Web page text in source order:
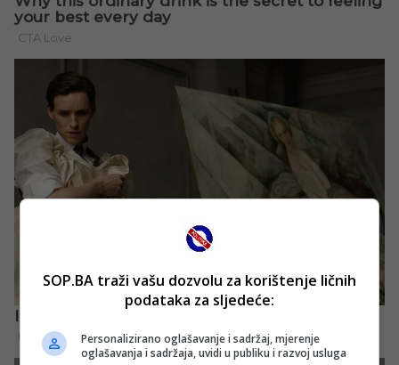
SOP.BA traži vašu dozvolu za korištenje ličnih
podataka za sljedeće:
Personalizirano oglašavanje i sadržaj, mjerenje
oglašavanja i sadržaja, uvidi u publiku i razvoj usluga